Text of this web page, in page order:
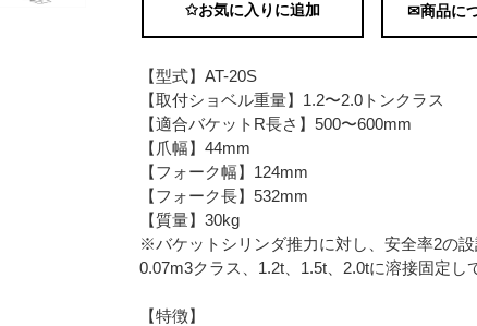
✩お気に入りに追加 ✉商品に
【型式】AT-20S
【取付ショベル重量】1.2〜2.0トンクラス
【適合バケットR長さ】500〜600mm
【爪幅】44mm
【フォーク幅】124mm
【フォーク長】532mm
【質量】30kg
※バケットシリンダ推力に対し、安全率2の
0.07m3クラス、1.2t、1.5t、2.0tに溶接固定し
【特徴】